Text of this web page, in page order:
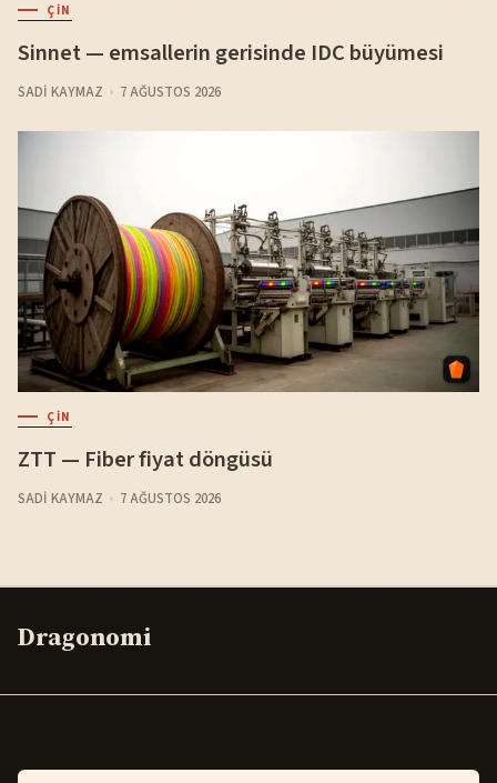
ÇIN
Sinnet — emsallerin gerisinde IDC büyümesi
SADI KAYMAZ 7 AĞUSTOS 2026
ÇIN
ZTT — Fiber fiyat döngüsü
SADI KAYMAZ 7 AĞUSTOS 2026
Dragonomi